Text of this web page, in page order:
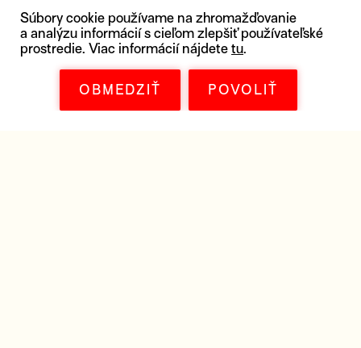
Súbory cookie používame na zhromažďovanie
a analýzu informácií s cieľom zlepšiť používateľské
prostredie. Viac informácií nájdete tu.
OBMEDZIŤ POVOLIŤ